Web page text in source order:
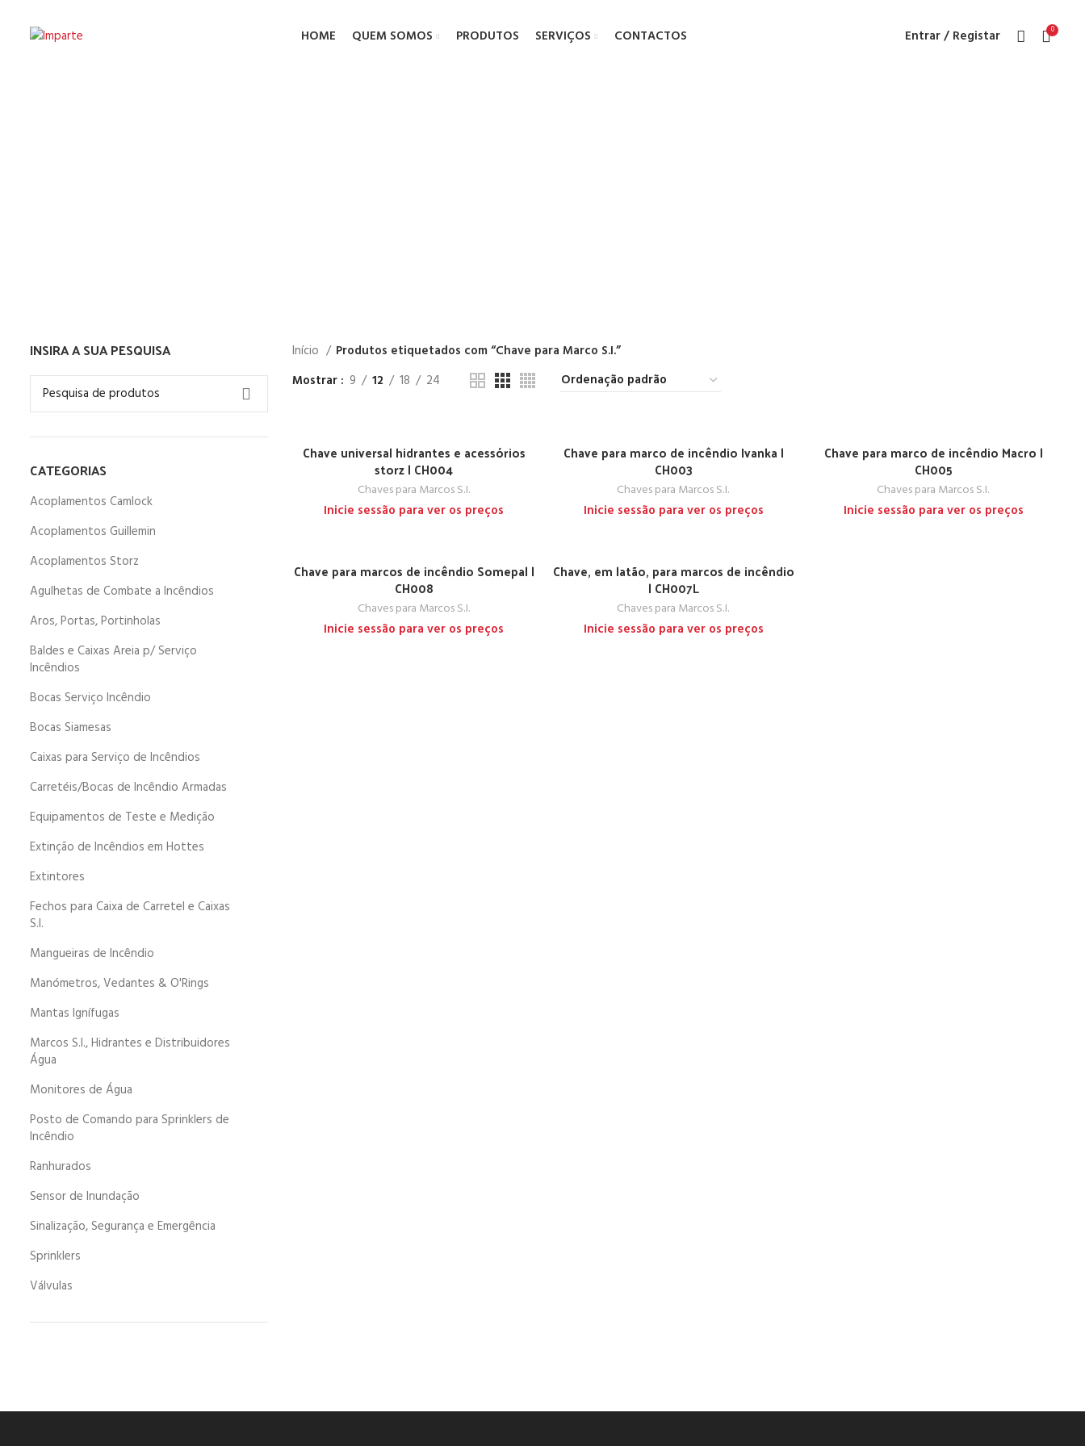
HOME QUEM SOMOS PRODUTOS SERVIÇOS CONTACTOS Entrar / Registar 0
INSIRA A SUA PESQUISA
CATEGORIAS
Acoplamentos Camlock
Acoplamentos Guillemin
Acoplamentos Storz
Agulhetas de Combate a Incêndios
Aros, Portas, Portinholas
Baldes e Caixas Areia p/ Serviço
Incêndios
Bocas Serviço Incêndio
Bocas Siamesas
Caixas para Serviço de Incêndios
Carretéis/Bocas de Incêndio Armadas
Equipamentos de Teste e Medição
Extinção de Incêndios em Hottes
Extintores
Fechos para Caixa de Carretel e Caixas
S.I.
Mangueiras de Incêndio
Manómetros, Vedantes & O'Rings
Mantas Ignífugas
Marcos S.I., Hidrantes e Distribuidores
Água
Monitores de Água
Posto de Comando para Sprinklers de
Incêndio
Ranhurados
Sensor de Inundação
Sinalização, Segurança e Emergência
Sprinklers
Válvulas
Início
Produtos etiquetados com “Chave para Marco S.I.”
Mostrar
9 12 18 24
Chave universal hidrantes e acessórios
storz | CH004
Chaves para Marcos S.I.
Inicie sessão para ver os preços
Chave para marco de incêndio Ivanka |
CH003
Chaves para Marcos S.I.
Inicie sessão para ver os preços
Chave para marco de incêndio Macro |
CH005
Chaves para Marcos S.I.
Inicie sessão para ver os preços
Chave para marcos de incêndio Somepal |
CH008
Chaves para Marcos S.I.
Inicie sessão para ver os preços
Chave, em latão, para marcos de incêndio
| CH007L
Chaves para Marcos S.I.
Inicie sessão para ver os preços